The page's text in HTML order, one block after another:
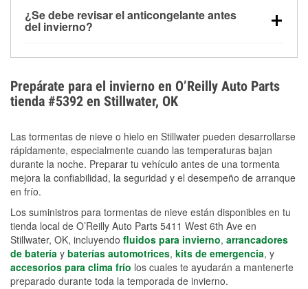
alrededor de 1 PSI por cada 10 °F que baja la
temperatura. Puedes obtener más información sobre
¿Se debe revisar el anticongelante antes
del invierno?
el sobrecalentamiento en condiciones de frío
extremo. Aprende cómo comprobar la protección
anticongelante en nuestra sección How-To.
Prepárate para el invierno en O’Reilly Auto Parts
tienda #5392 en Stillwater, OK
Las tormentas de nieve o hielo en Stillwater pueden desarrollarse
rápidamente, especialmente cuando las temperaturas bajan
durante la noche. Preparar tu vehículo antes de una tormenta
mejora la confiabilidad, la seguridad y el desempeño de arranque
en frío.
Los suministros para tormentas de nieve están disponibles en tu
tienda local de O’Reilly Auto Parts 5411 West 6th Ave en
Stillwater, OK, incluyendo fluidos para invierno, arrancadores
de batería y baterías automotrices, kits de emergencia, y
accesorios para clima frío los cuales te ayudarán a mantenerte
preparado durante toda la temporada de invierno.